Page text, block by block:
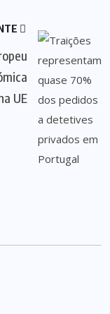
UE